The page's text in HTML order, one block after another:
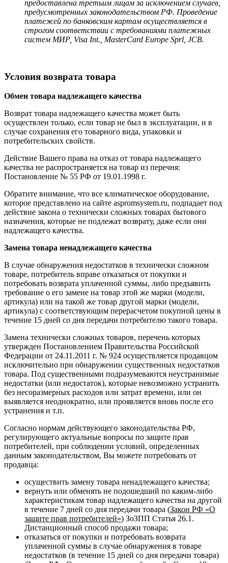
предоставлена третьим лицам за исключением случаев,
предусмотренных законодательством РФ. Проведение
платежей по банковским картам осуществляется в
строгом соответствии с требованиями платежных
систем МИР, Visa Int., MasterCard Europe Sprl, JCB.
Условия возврата товара
Обмен товара надлежащего качества
Возврат товара надлежащего качества может быть
осуществлен только, если товар не был в эксплуатации, и в
случае сохранения его товарного вида, упаковки и
потребительских свойств.
Действие Вашего права на отказ от товара надлежащего
качества не распространяется на товар из перечня:
Постановление № 55 РФ от 19.01.1998 г.
Обратите внимание, что все климатическое оборудование,
которое представлено на сайте aspromsystem.ru, подпадает под
действие закона о технически сложных товарах бытового
назначения, которые не подлежат возврату, даже если они
надлежащего качества.
Замена товара ненадлежащего качества
В случае обнаружения недостатков в технически сложном
товаре, потребитель вправе отказаться от покупки и
потребовать возврата уплаченной суммы, либо предъявить
требование о его замене на товар этой же марки (модели,
артикула) или на такой же товар другой марки (модели,
артикула) с соответствующим перерасчетом покупной цены в
течение 15 дней со дня передачи потребителю такого товара.
Замена технически сложных товаров, перечень которых
утвержден Постановлением Правительства Российской
Федерации от 24.11.2011 г. № 924 осуществляется продавцом
исключительно при обнаружении существенных недостатков
товара. Под существенными подразумеваются неустранимые
недостатки (или недостаток), которые невозможно устранить
без несоразмерных расходов или затрат времени, или он
выявляется неоднократно, или проявляется вновь после его
устранения и т.п.
Согласно нормам действующего законодательства РФ,
регулирующего актуальные вопросы по защите прав
потребителей, при соблюдении условий, определенных
данным законодательством, Вы можете потребовать от
продавца:
осуществить замену товара ненадлежащего качества;
вернуть или обменять не подошедший по каким-либо
характеристикам товар надлежащего качества на другой
в течение 7 дней со дня передачи товара (Закон РФ «О
защите прав потребителей») ЗоЗПП Статья 26.1.
Дистанционный способ продажи товара;
отказаться от покупки и потребовать возврата
уплаченной суммы в случае обнаружения в товаре
недостатков (в течение 15 дней со дня передачи товара)